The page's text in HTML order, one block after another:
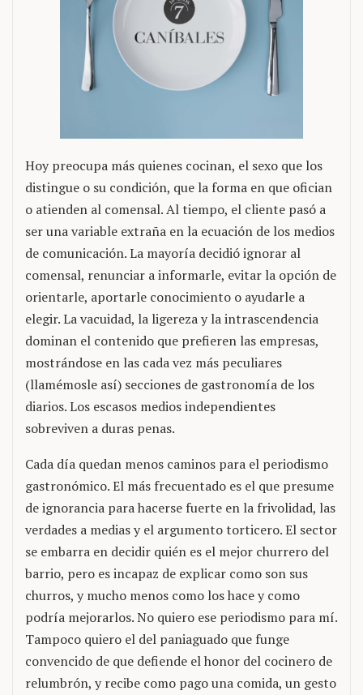
Hoy preocupa más quienes cocinan, el sexo que los
distingue o su condición, que la forma en que ofician
o atienden al comensal. Al tiempo, el cliente pasó a
ser una variable extraña en la ecuación de los medios
de comunicación. La mayoría decidió ignorar al
comensal, renunciar a informarle, evitar la opción de
orientarle, aportarle conocimiento o ayudarle a
elegir. La vacuidad, la ligereza y la intrascendencia
dominan el contenido que prefieren las empresas,
mostrándose en las cada vez más peculiares
(llamémosle así) secciones de gastronomía de los
diarios. Los escasos medios independientes
sobreviven a duras penas.
Cada día quedan menos caminos para el periodismo
gastronómico. El más frecuentado es el que presume
de ignorancia para hacerse fuerte en la frivolidad, las
verdades a medias y el argumento torticero. El sector
se embarra en decidir quién es el mejor churrero del
barrio, pero es incapaz de explicar como son sus
churros, y mucho menos como los hace y como
podría mejorarlos. No quiero ese periodismo para mí.
Tampoco quiero el del paniaguado que funge
convencido de que defiende el honor del cocinero de
relumbrón, y recibe como pago una comida, un gesto